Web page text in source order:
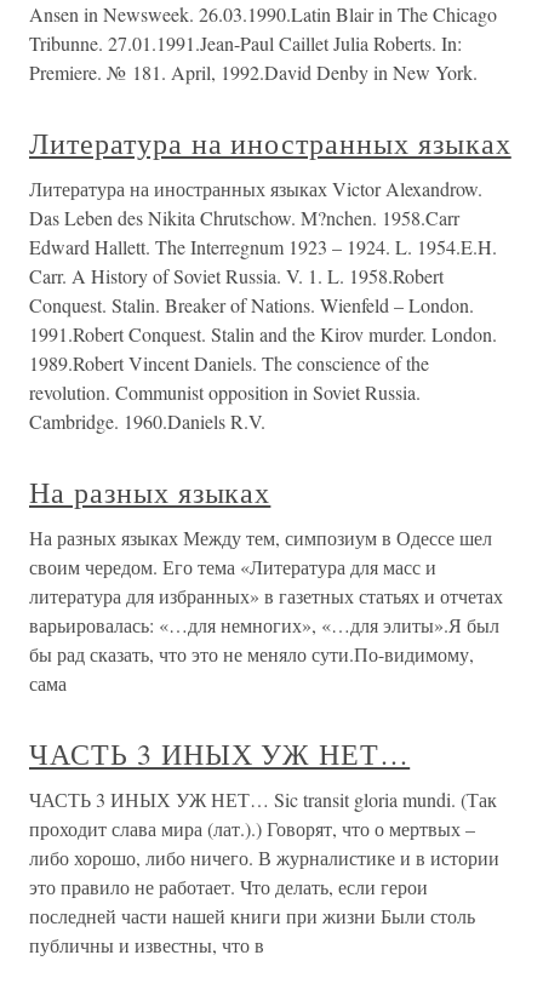
Ansen in Newsweek. 26.03.1990.Latin Blair in The Chicago
Tribunne. 27.01.1991.Jean-Paul Caillet Julia Roberts. In:
Premiere. № 181. April, 1992.David Denby in New York.
Литература на иностранных языках
Литература на иностранных языках Victor Alexandrow.
Das Leben des Nikita Chrutschow. M?nchen. 1958.Carr
Edward Hallett. The Interregnum 1923 – 1924. L. 1954.E.H.
Carr. A History of Soviet Russia. V. 1. L. 1958.Robert
Conquest. Stalin. Breaker of Nations. Wienfeld – London.
1991.Robert Conquest. Stalin and the Kirov murder. London.
1989.Robert Vincent Daniels. The conscience of the
revolution. Communist opposition in Soviet Russia.
Cambridge. 1960.Daniels R.V.
На разных языках
На разных языках Между тем, симпозиум в Одессе шел
своим чередом. Его тема «Литература для масс и
литература для избранных» в газетных статьях и отчетах
варьировалась: «…для немногих», «…для элиты».Я был
бы рад сказать, что это не меняло сути.По-видимому,
сама
ЧАСТЬ 3 ИНЫХ УЖ НЕТ…
ЧАСТЬ 3 ИНЫХ УЖ НЕТ… Sic transit gloria mundi. (Так
проходит слава мира (лат.).) Говорят, что о мертвых –
либо хорошо, либо ничего. В журналистике и в истории
это правило не работает. Что делать, если герои
последней части нашей книги при жизни Были столь
публичны и известны, что в